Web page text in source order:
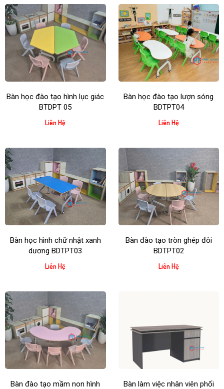
Bàn học đào tạo hình lục giác
BTDPT 05
Liên Hệ
Bàn học đào tạo lượn sóng
BDTPT04
Liên Hệ
Bàn học hình chữ nhật xanh
dương BDTPT03
Liên Hệ
Bàn đào tạo tròn ghép đôi
BDTPT02
Liên Hệ
Bàn đào tạo mầm non hình
Bàn làm việc nhân viên phối